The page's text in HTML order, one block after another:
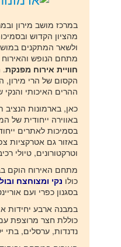
במרכז מושב מירון
מהציון הקדוש
ולשאר המתקנים
מתחם הנופש והאירוח
חוויית אירוח מפנקת.
הקסום של הרי מירון,
ההרים האיכותי והנקי
כאן, בארמונות
באווירה ייחודית
בסמיכות לאתרים
באזור גם אטרקציות
וטרקטורונים, טיולי
מתחם האירוח הוקם
כולו נקי ומצוחצח
בסגנון כפרי ועם
במבנה ארבע יחידות
כוללת חצר מרוצפת
נדנדות, ערסלים, בתי